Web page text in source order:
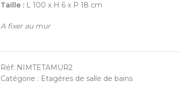
Taille :L 100 x H 6 x P 18 cm
A fixer au mur
Réf: NIMTETAMUR2
Catégorie : Etagères de salle de bains